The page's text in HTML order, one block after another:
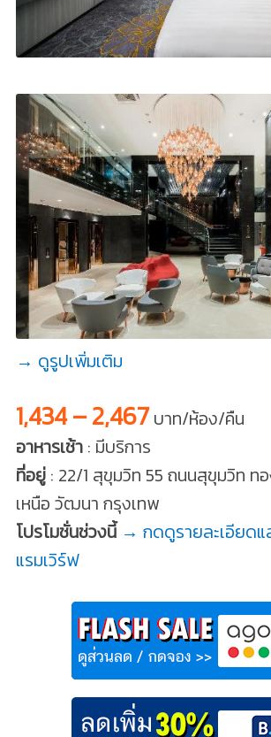
→ ดูรูปเพิ่มเติม
1,434 – 2,467บาท/ห้อง/คืน
อาหารเช้า: มีบริการ
ที่อยู่: 22/1 สุขุมวิท 55 ถนนสุขุมวิท ท
เหนือ วัฒนา กรุงเทพ
โปรโมชั่นช่วงนี้ → กดดูรายละเอียดแ
แรมเวิร์ฟ